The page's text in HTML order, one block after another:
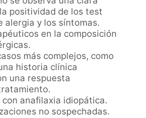
positividad de los test
alergia y los síntomas.
en la composición
más complejos, como
historia clínica
una respuesta
anafilaxia idiopática.
no sospechadas.